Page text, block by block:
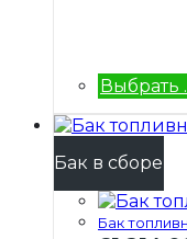
Выбрать
Бак в сборе
Бак